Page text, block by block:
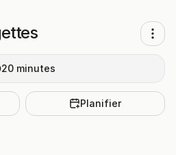
20 minutes
Planifier